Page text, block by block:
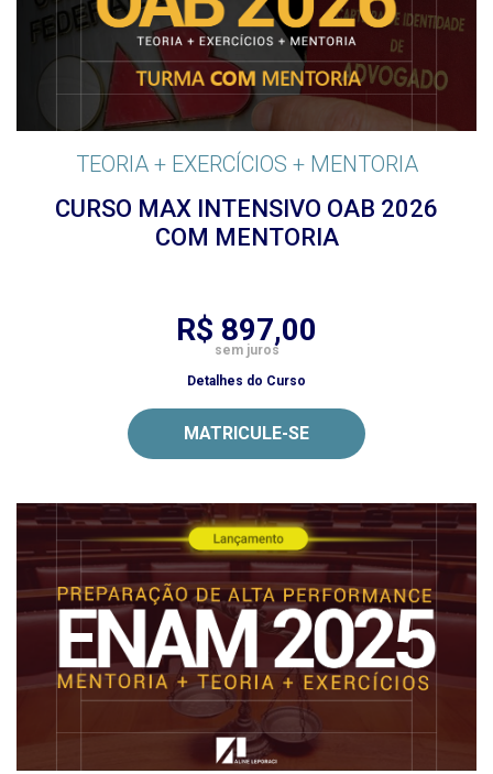
TEORIA + EXERCÍCIOS + MENTORIA
CURSO MAX INTENSIVO OAB 2026
COM MENTORIA
R$ 897,00
sem juros
Detalhes do Curso
MATRICULE-SE